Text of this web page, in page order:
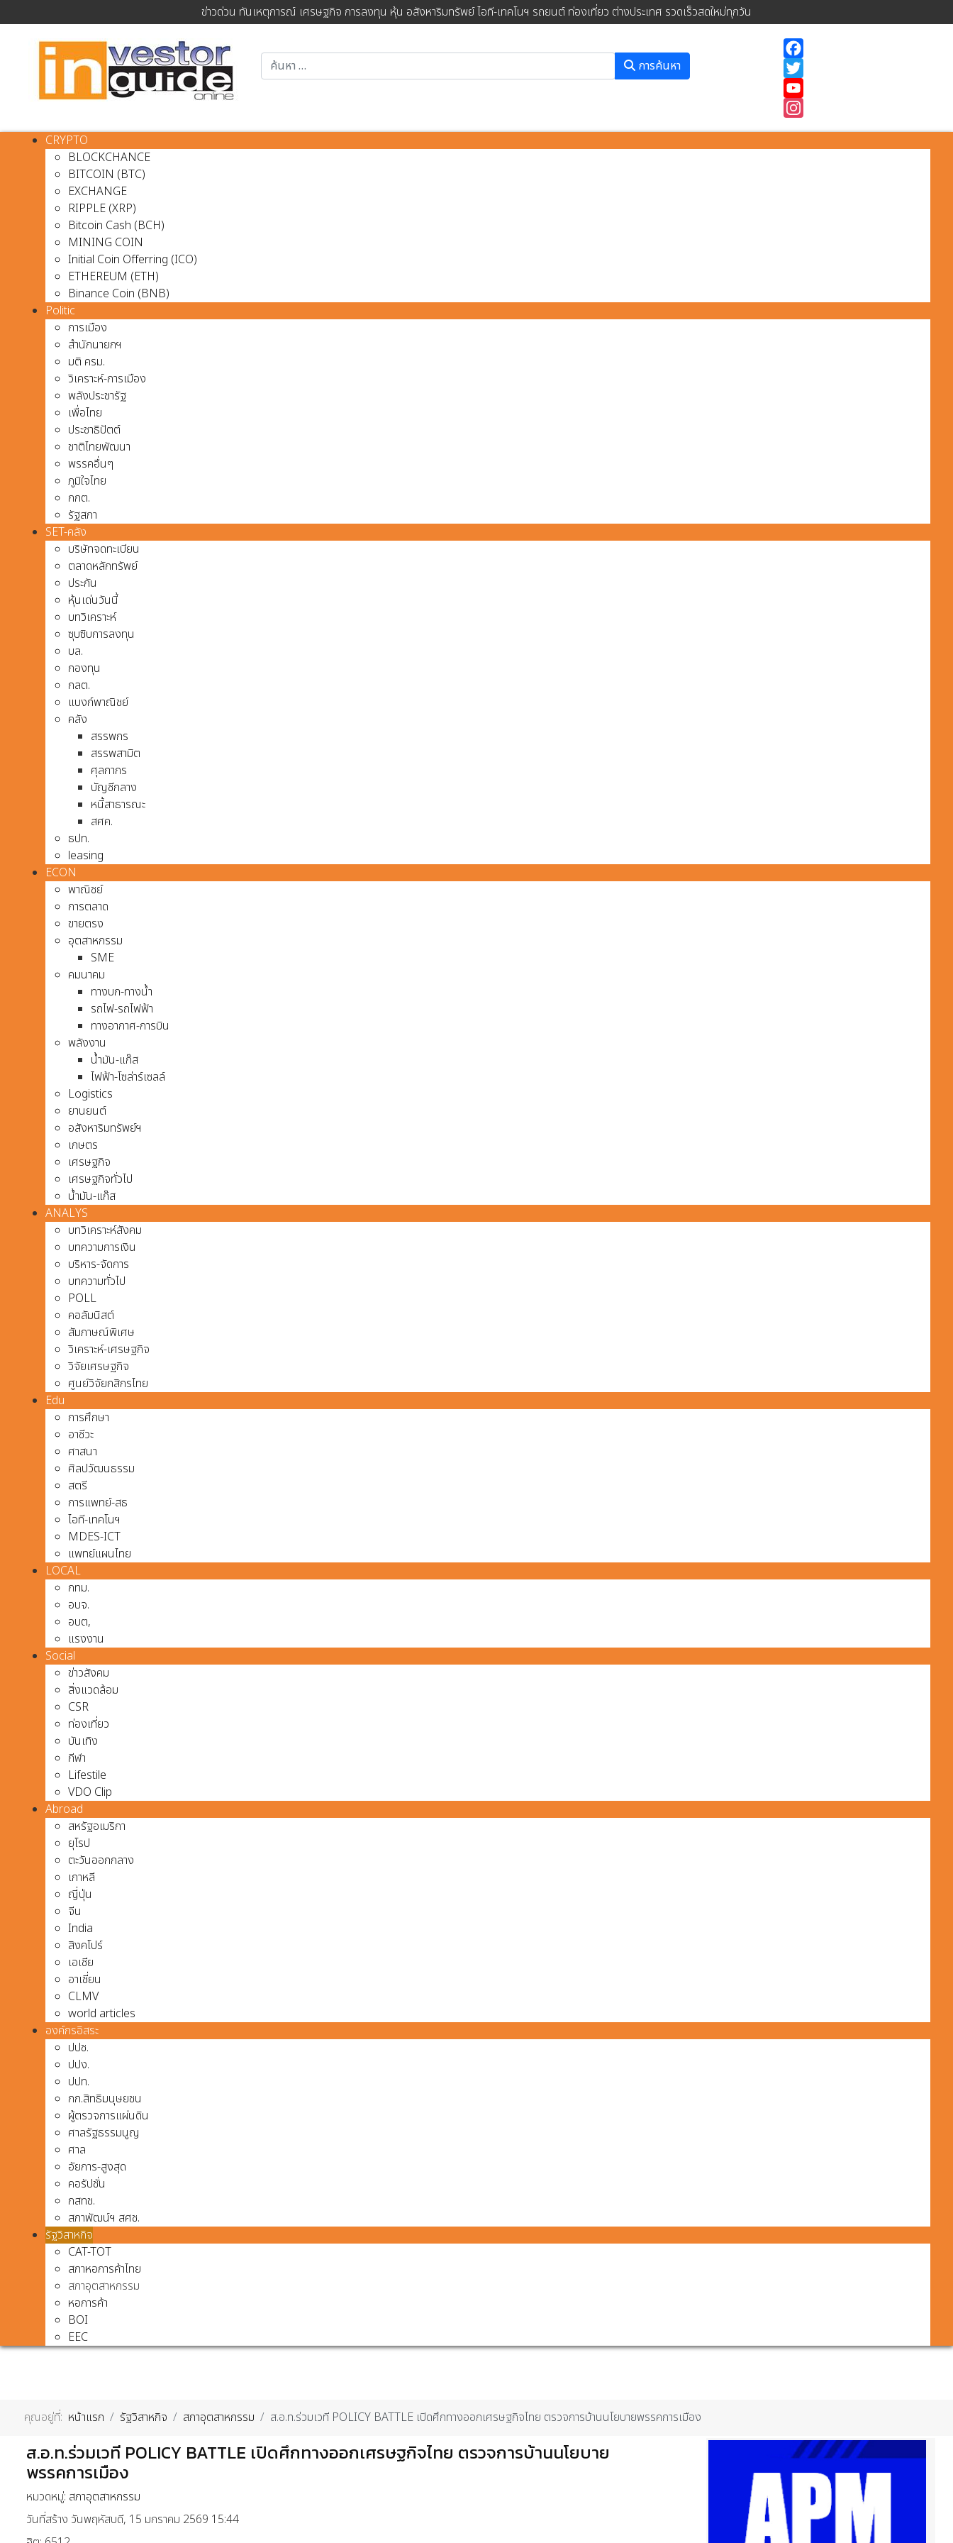
ข่าวด่วน ทันเหตุการณ์ เศรษฐกิจ การลงทุน หุ้น อสังหาริมทรัพย์ ไอที-เทคโนฯ รถยนต์ ท่องเที่ยว ต่างประเทศ รวดเร็วสดใหม่ทุกวัน
การค้นหา
Instagram
CRYPTO
BLOCKCHANCE
BITCOIN (BTC)
EXCHANGE
RIPPLE (XRP)
Bitcoin Cash (BCH)
MINING COIN
Initial Coin Offerring (ICO)
ETHEREUM (ETH)
Binance Coin (BNB)
Politic
การเมือง
สำนักนายกฯ
มติ ครม.
วิเคราะห์-การเมือง
พลังประชารัฐ
เพื่อไทย
ประชาธิปัตต์
ชาติไทยพัฒนา
พรรคอื่นๆ
ภูมิใจไทย
กกต.
รัฐสภา
SET-คลัง
บริษัทจดทะเบียน
ตลาดหลักทรัพย์
ประกัน
หุ้นเด่นวันนี้
บทวิเคราะห์
ซุบซิบการลงทุน
บล.
กองทุน
กลต.
แบงก์พาณิชย์
คลัง
สรรพกร
สรรพสามิต
ศุลกากร
บัญชีกลาง
หนี้สาธารณะ
สศค.
ธปท.
leasing
ECON
พาณิชย์
การตลาด
ขายตรง
อุตสาหกรรม
SME
คมนาคม
ทางบก-ทางน้ำ
รถไฟ-รถไฟฟ้า
ทางอากาศ-การบิน
พลังงาน
น้ำมัน-แก๊ส
ไฟฟ้า-โซล่าร์เซลล์
Logistics
ยานยนต์
อสังหาริมทรัพย์ฯ
เกษตร
เศรษฐกิจ
เศรษฐกิจทั่วไป
น้ำมัน-แก๊ส
ANALYS
บทวิเคราะห์สังคม
บทความการเงิน
บริหาร-จัดการ
บทความทั่วไป
POLL
คอลัมนิสต์
สัมภาษณ์พิเศษ
วิเคราะห์-เศรษฐกิจ
วิจัยเศรษฐกิจ
ศูนย์วิจัยกสิกรไทย
Edu
การศึกษา
อาชีวะ
ศาสนา
ศิลปวัฒนธรรม
สตรี
การแพทย์-สธ
ไอที-เทคโนฯ
MDES-ICT
แพทย์แผนไทย
LOCAL
กทม.
อบจ.
อบต,
แรงงาน
Social
ข่าวสังคม
สิ่งแวดล้อม
CSR
ท่องเที่ยว
บันเทิง
กีฬา
Lifestile
VDO Clip
Abroad
สหรัฐอเมริกา
ยุโรป
ตะวันออกกลาง
เกาหลี
ญี่ปุ่น
จีน
India
สิงคโปร์
เอเชีย
อาเชี่ยน
CLMV
world articles
องค์กรอิสระ
ปปช.
ปปง.
ปปท.
กก.สิทธิมนุษยชน
ผู้ตรวจการแผ่นดิน
ศาลรัฐธรรมนูญ
ศาล
อัยการ-สูงสุด
คอรัปชั่น
กสทช.
สภาพัฒน์ฯ สศช.
รัฐวิสาหกิจ
CAT-TOT
สภาหอการค้าไทย
สภาอุตสาหกรรม
หอการค้า
BOI
EEC
คุณอยู่ที่: หน้าแรก รัฐวิสาหกิจ สภาอุตสาหกรรม ส.อ.ท.ร่วมเวที POLICY BATTLE เปิดศึกทางออกเศรษฐกิจไทย ตรวจการบ้านนโยบายพรรคการเมือง
ส.อ.ท.ร่วมเวที POLICY BATTLE เปิดศึกทางออกเศรษฐกิจไทย ตรวจการบ้านนโยบาย
พรรคการเมือง
หมวดหมู่: สภาอุตสาหกรรม
วันที่สร้าง วันพฤหัสบดี, 15 มกราคม 2569 15:44